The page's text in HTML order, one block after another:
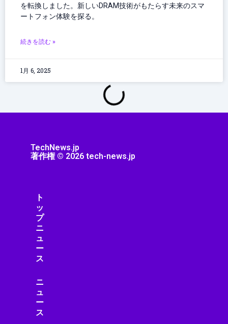
を転換しました。新しいDRAM技術がもたらす未来のスマ
ートフォン体験を探る。
続きを読む »
1月 6, 2025
TechNews.jp
著作権 © 2026 tech-news.jp
ト
ッ
プ
ニ
ュ
ー
ス
ニ
ュ
ー
ス